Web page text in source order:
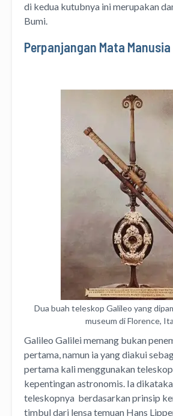
di kedua kutubnya ini merupakan
Bumi.
Perpanjangan Mata Manusia
Dua buah teleskop Galileo yang
museum di Florence,
Galileo Galilei memang bukan
pertama, namun ia yang diakui
pertama kali menggunakan
kepentingan astronomis. Ia
teleskopnya berdasarkan prinsip
timbul dari lensa temuan Hans